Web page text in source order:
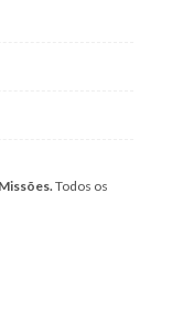
Todos os